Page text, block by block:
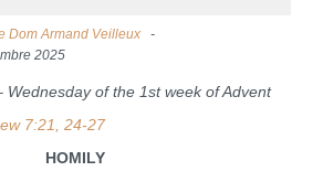
Dom Armand Veilleux
2025
Wednesday of the 1st week of Advent
7:21, 24-27
HOMILY